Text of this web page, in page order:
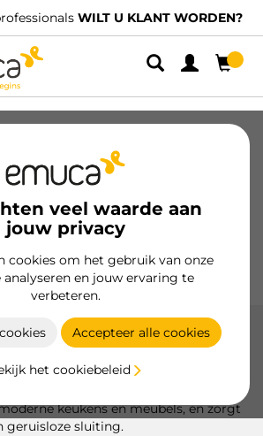
WILT U KLANT WORDEN?
veel waarde aan
jouw privacy
cookies om het gebruik van onze
en jouw ervaring te
verbeteren.
Accepteer alle cookies
het cookiebeleid
voor laden
Glijders Keuken
Handgrepen
Presentatiemeubels
valt op door zijn slanke en elegante
lijnen en een minimalistisch profiel
keukens en meubels, en zorgt
geruisloze sluiting.